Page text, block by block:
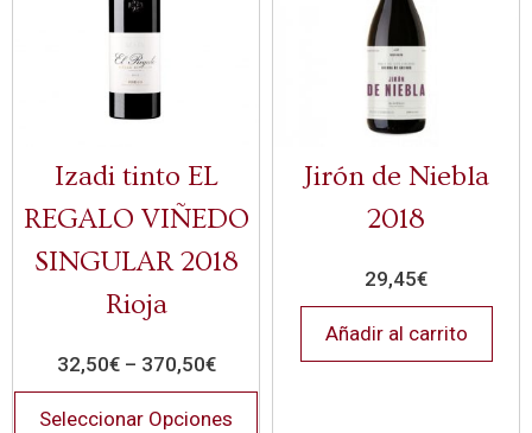
Izadi tinto EL
REGALO VIÑEDO
SINGULAR 2018
Rioja
32,50€– 370,50€
Seleccionar Opciones
Jirón de Niebla
2018
29,45€
Añadir al carrito